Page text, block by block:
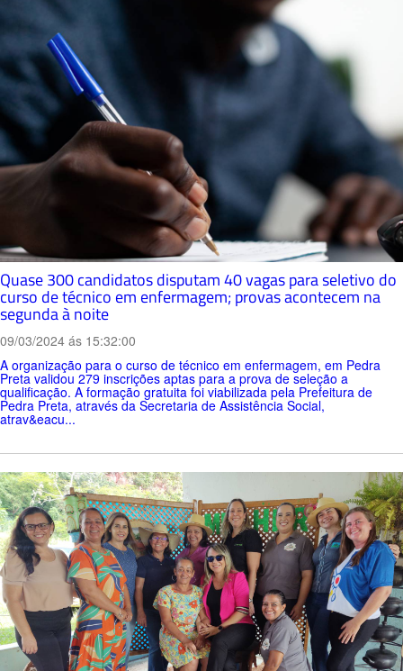
Quase 300 candidatos disputam 40 vagas para seletivo do
curso de técnico em enfermagem; provas acontecem na
segunda à noite
09/03/2024 ás 15:32:00
A organização para o curso de técnico em enfermagem, em Pedra
Preta validou 279 inscrições aptas para a prova de seleção a
qualificação. A formação gratuita foi viabilizada pela Prefeitura de
Pedra Preta, através da Secretaria de Assistência Social,
atrav&eacu...